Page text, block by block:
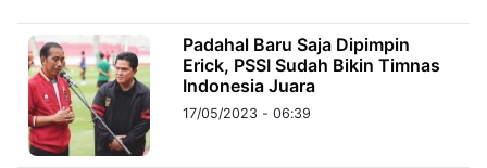
Kabarbaru
Padahal Baru Saja Dipimpin
Erick, PSSI Sudah Bikin Timnas
Indonesia Juara
17/05/2023 - 06:39